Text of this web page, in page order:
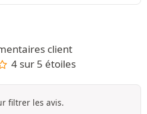
client
4 sur 5 étoiles
filtrer les avis.